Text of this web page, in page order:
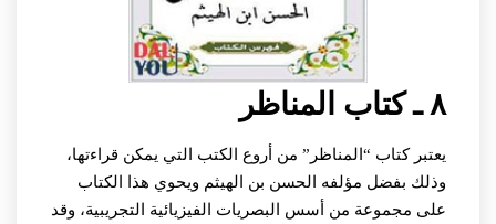
٨ ـ كتاب المناظر
يعتبر كتاب “المناظر” من أروع الكتب التي يمكن قراءتها،
وذلك بفضل مؤلفه الحسن بن الهيثم ويحوي هذا الكتاب
على مجموعة من أسس البصريات الفيزيائية التجريبية، وقد